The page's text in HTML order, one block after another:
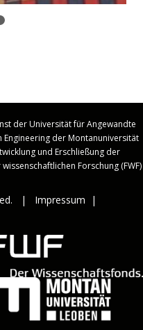
der Universität für Angewandte
der Montanuniversität
und Erschließung der
Forschung (FWF)
| Impressum |